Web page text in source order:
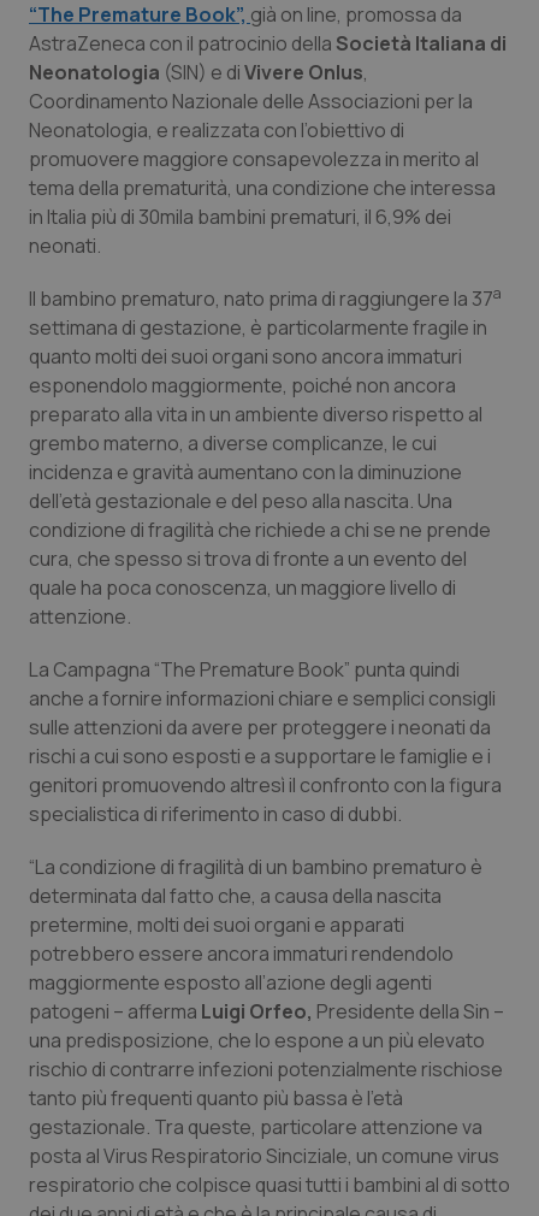
Liguria
Lombardia
Marche
Molise
Piemonte
Provincia Autonoma di Bolzano
Provincia Autonoma di Trento
Puglia
Sardegna
Sicilia
Toscana
Umbria
Valle D’Aosta
Veneto
Disturbi dell’umore
Dolore
Donna & Salute
Epatiti
HIV
Infezioni & Febbre
Ipertensione & Scompenso
Malattie rare
Malattia di Crohn & Rettocolite Ulcerosa
Neuroscienze & patologie neurodegenerative
Obesità
Oftalmologia
Oncodermatologia
Oncoematologia
Oncologia & Nutrizione
Psoriasi & pelle
Quotidiano Cardiologia
Quotidiano Chirurgia
Quotidiano Oncologia
“The Premature Book”, già on line, promossa da
AstraZeneca con il patrocinio della Società Italiana di
Neonatologia (SIN) e diVivere Onlus,
Coordinamento Nazionale delle Associazioni per la
Neonatologia, e realizzata con l’obiettivo di
promuovere maggiore consapevolezza in merito al
tema della prematurità, una condizione che interessa
in Italia più di 30mila bambini prematuri, il 6,9% dei
neonati.
Il bambino prematuro, nato prima di raggiungere la 37a
settimana di gestazione, è particolarmente fragile in
quanto molti dei suoi organi sono ancora immaturi
esponendolo maggiormente, poiché non ancora
preparato alla vita in un ambiente diverso rispetto al
grembo materno, a diverse complicanze, le cui
incidenza e gravità aumentano con la diminuzione
dell’età gestazionale e del peso alla nascita. Una
condizione di fragilità che richiede a chi se ne prende
cura, che spesso si trova di fronte a un evento del
quale ha poca conoscenza, un maggiore livello di
attenzione.
La Campagna “The Premature Book” punta quindi
anche a fornire informazioni chiare e semplici consigli
sulle attenzioni da avere per proteggere i neonati da
rischi a cui sono esposti e a supportare le famiglie e i
genitori promuovendo altresì il confronto con la figura
specialistica di riferimento in caso di dubbi.
“La condizione di fragilità di un bambino prematuro è
determinata dal fatto che, a causa della nascita
pretermine, molti dei suoi organi e apparati
potrebbero essere ancora immaturi rendendolo
maggiormente esposto all’azione degli agenti
patogeni – afferma Luigi Orfeo, Presidente della Sin –
una predisposizione, che lo espone a un più elevato
rischio di contrarre infezioni potenzialmente rischiose
tanto più frequenti quanto più bassa è l’età
gestazionale. Tra queste, particolare attenzione va
posta al Virus Respiratorio Sinciziale, un comune virus
respiratorio che colpisce quasi tutti i bambini al di sotto